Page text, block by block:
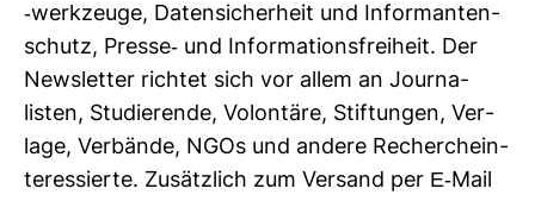
-​werk­zeuge, Daten­si­cher­heit und Infor­man­ten­
schutz, Presse-​ und Infor­ma­ti­ons­frei­heit. Der
News­letter richtet sich vor allem an Jour­na­
listen, Stu­die­rende, Volon­täre, Stif­tungen, Ver­
lage, Ver­bände, NGOs und andere Recher­che­in­
ter­es­sierte. Zusätz­lich zum Ver­sand per E-​Mail